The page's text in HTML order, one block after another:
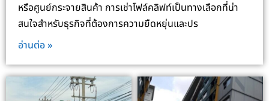
หรือศูนย์กระจายสินค้า การเช่าโฟล์คลิฟท์เป็นทางเลือกที่น่า
สนใจสำหรับธุรกิจที่ต้องการความยืดหยุ่นและปร
อ่านต่อ »